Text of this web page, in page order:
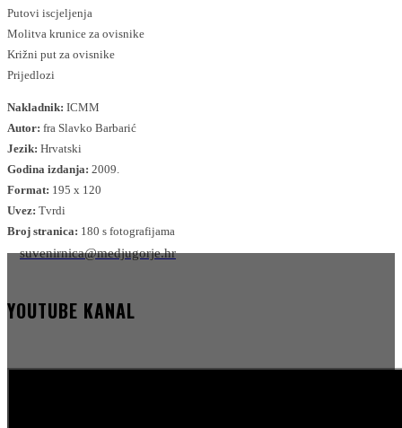
Putovi iscjeljenja
Molitva krunice za ovisnike
Križni put za ovisnike
Prijedlozi
Nakladnik: ICMM
Autor: fra Slavko Barbarić
Jezik: Hrvatski
Godina izdanja: 2009.
Format: 195 x 120
Uvez: Tvrdi
Broj stranica: 180 s fotografijama
suvenirnica@medjugorje.hr
YOUTUBE KANAL